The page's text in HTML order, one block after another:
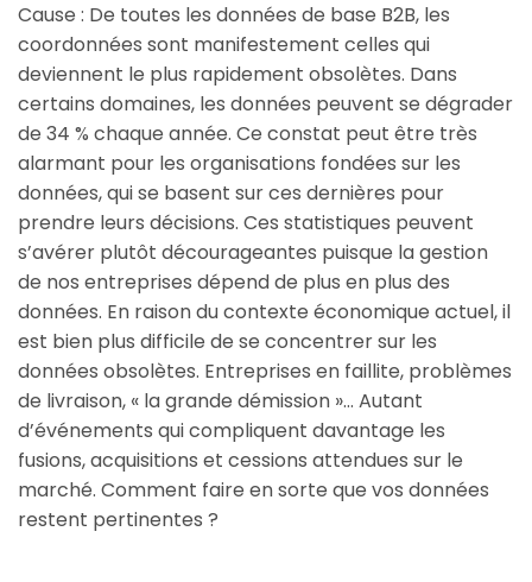
Cause : De toutes les données de base B2B, les
coordonnées sont manifestement celles qui
deviennent le plus rapidement obsolètes. Dans
certains domaines, les données peuvent se dégrader
de 34 % chaque année. Ce constat peut être très
alarmant pour les organisations fondées sur les
données, qui se basent sur ces dernières pour
prendre leurs décisions. Ces statistiques peuvent
s’avérer plutôt décourageantes puisque la gestion
de nos entreprises dépend de plus en plus des
données. En raison du contexte économique actuel, il
est bien plus difficile de se concentrer sur les
données obsolètes. Entreprises en faillite, problèmes
de livraison, « la grande démission »… Autant
d’événements qui compliquent davantage les
fusions, acquisitions et cessions attendues sur le
marché. Comment faire en sorte que vos données
restent pertinentes ?